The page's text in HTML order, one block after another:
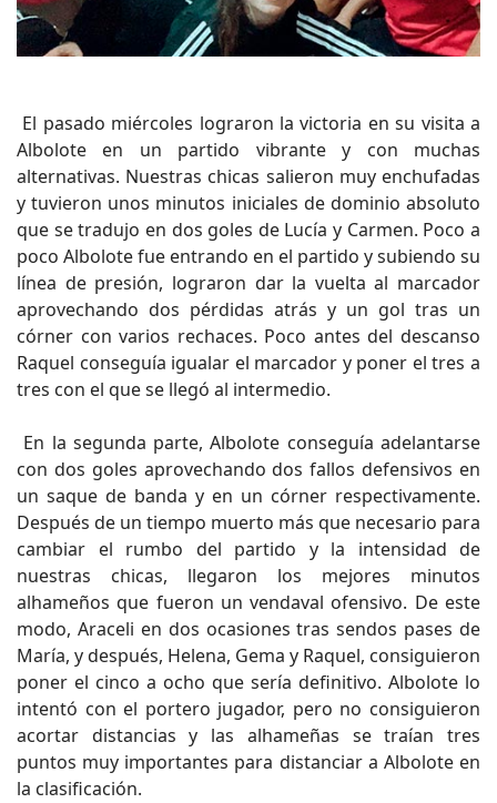
El pasado miércoles lograron la victoria en su visita a
Albolote en un partido vibrante y con muchas
alternativas. Nuestras chicas salieron muy enchufadas
y tuvieron unos minutos iniciales de dominio absoluto
que se tradujo en dos goles de Lucía y Carmen. Poco a
poco Albolote fue entrando en el partido y subiendo su
línea de presión, lograron dar la vuelta al marcador
aprovechando dos pérdidas atrás y un gol tras un
córner con varios rechaces. Poco antes del descanso
Raquel conseguía igualar el marcador y poner el tres a
tres con el que se llegó al intermedio.
En la segunda parte, Albolote conseguía adelantarse
con dos goles aprovechando dos fallos defensivos en
un saque de banda y en un córner respectivamente.
Después de un tiempo muerto más que necesario para
cambiar el rumbo del partido y la intensidad de
nuestras chicas, llegaron los mejores minutos
alhameños que fueron un vendaval ofensivo. De este
modo, Araceli en dos ocasiones tras sendos pases de
María, y después, Helena, Gema y Raquel, consiguieron
poner el cinco a ocho que sería definitivo. Albolote lo
intentó con el portero jugador, pero no consiguieron
acortar distancias y las alhameñas se traían tres
puntos muy importantes para distanciar a Albolote en
la clasificación.